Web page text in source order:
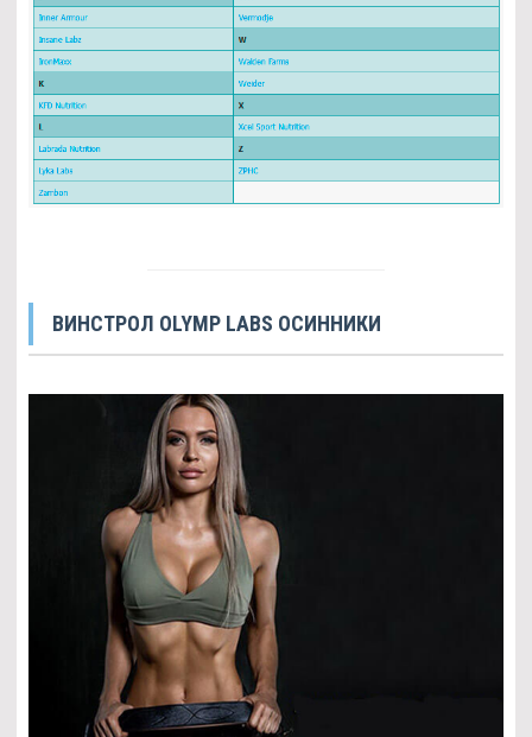
ВИНСТРОЛ OLYMP LABS ОСИННИКИ